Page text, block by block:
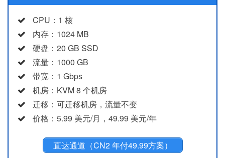
CPU：1 核
内存：1024 MB
硬盘：20 GB SSD
流量：1000 GB
带宽：1 Gbps
机房：KVM 8 个机房
迁移：可迁移机房，流量不变
价格：5.99 美元/月，49.99 美元/年
直达通道（CN2 年付49.99方案）